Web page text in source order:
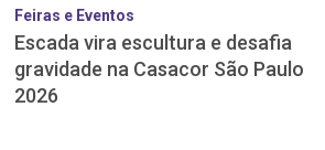
Feiras e Eventos
Escada vira escultura e desafia
gravidade na Casacor São Paulo
2026